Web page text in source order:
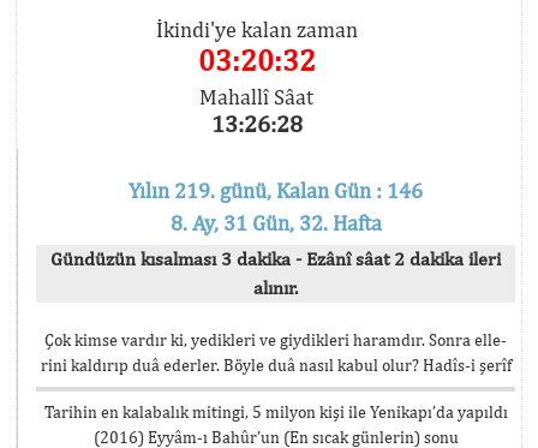
İkindi'ye kalan zaman
03:20:31
Mahallî Sâat
13:26:29
Yılın 219. günü, Kalan Gün : 146
8. Ay, 31 Gün, 32. Hafta
Gündüzün kısalması 3 dakika - Ezânî sâat 2 dakika ileri
alınır.
Çok kimse vardır ki, yedikleri ve giydikleri haramdır. Sonra elle-
rini kaldırıp duâ ederler. Böyle duâ nasıl kabul olur? Hadîs-i şerîf
Tarihin en kalabalık mitingi, 5 milyon kişi ile Yenikapı’da yapıldı
(2016) Eyyâm-ı Bahûr’un (En sıcak günlerin) sonu